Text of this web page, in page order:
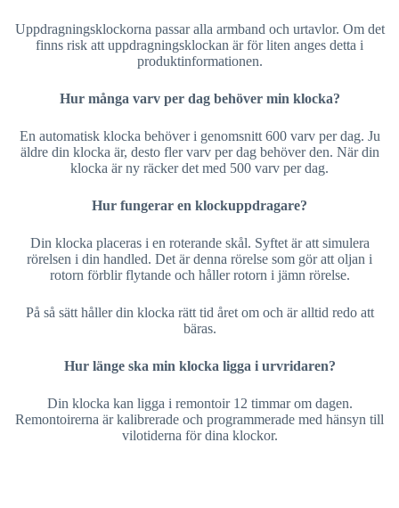
Uppdragningsklockorna passar alla armband och urtavlor. Om det
finns risk att uppdragningsklockan är för liten anges detta i
produktinformationen.
Hur många varv per dag behöver min klocka?
En automatisk klocka behöver i genomsnitt 600 varv per dag. Ju
äldre din klocka är, desto fler varv per dag behöver den. När din
klocka är ny räcker det med 500 varv per dag.
Hur fungerar en klockuppdragare?
Din klocka placeras i en roterande skål. Syftet är att simulera
rörelsen i din handled. Det är denna rörelse som gör att oljan i
rotorn förblir flytande och håller rotorn i jämn rörelse.
På så sätt håller din klocka rätt tid året om och är alltid redo att
bäras.
Hur länge ska min klocka ligga i urvridaren?
Din klocka kan ligga i remontoir 12 timmar om dagen.
Remontoirerna är kalibrerade och programmerade med hänsyn till
vilotiderna för dina klockor.